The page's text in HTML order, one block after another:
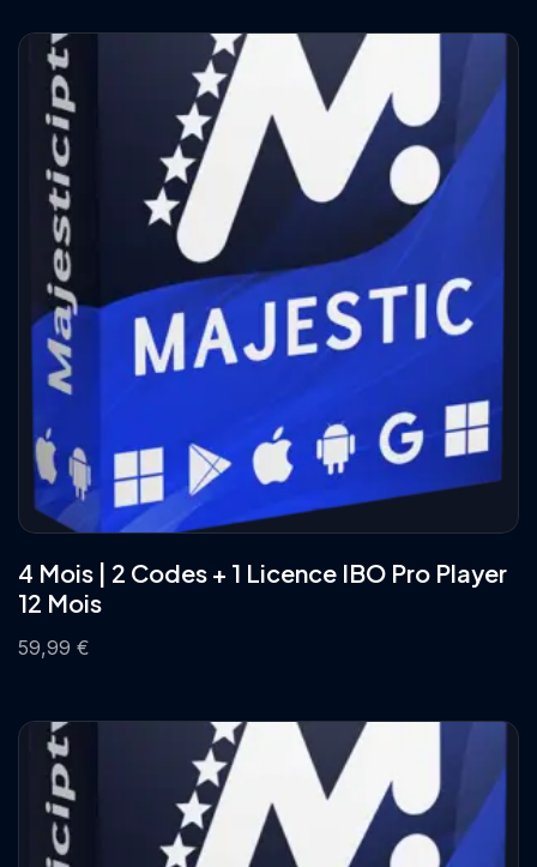
4 Mois | 2 Codes + 1 Licence IBO Pro Player
12 Mois
59,99 €